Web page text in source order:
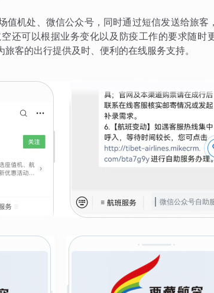
值机处、微信公众号，同时通过短信发送给旅客
还可以根据业务变化以及防疫工作的要求随时
客的出行提供及时、便利的在线服务支持。
微信公众号自助